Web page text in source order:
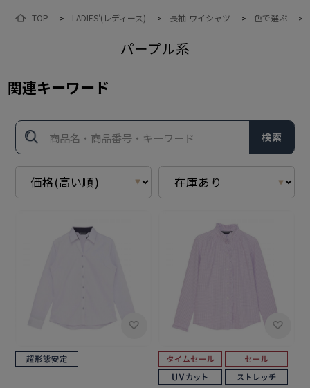
TOP > LADIES'(レディース) > 長袖-ワイシャツ > 色で選ぶ >
パープル系
関連キーワード
検索